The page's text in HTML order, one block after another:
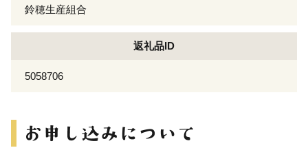
鈴穂生産組合
返礼品ID
5058706